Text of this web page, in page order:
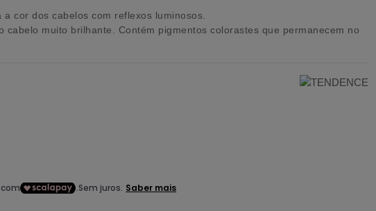
cor dos cabelos com reflexos luminosos.
cabelo muito brilhante. Contém pigmentos colorastes que permanecem no